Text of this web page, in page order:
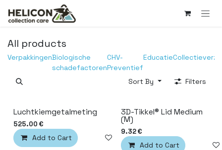
All products
VerpakkingenBiologische
schadefactoren
CHV-
Preventief
Educatie
Sort By Filters
Luchtkiemgetalmeting
525.00 €
Add to Cart Add to wishlist
3D-Tikkel® Lid Medium
(M)
9.32€
Add to Cart